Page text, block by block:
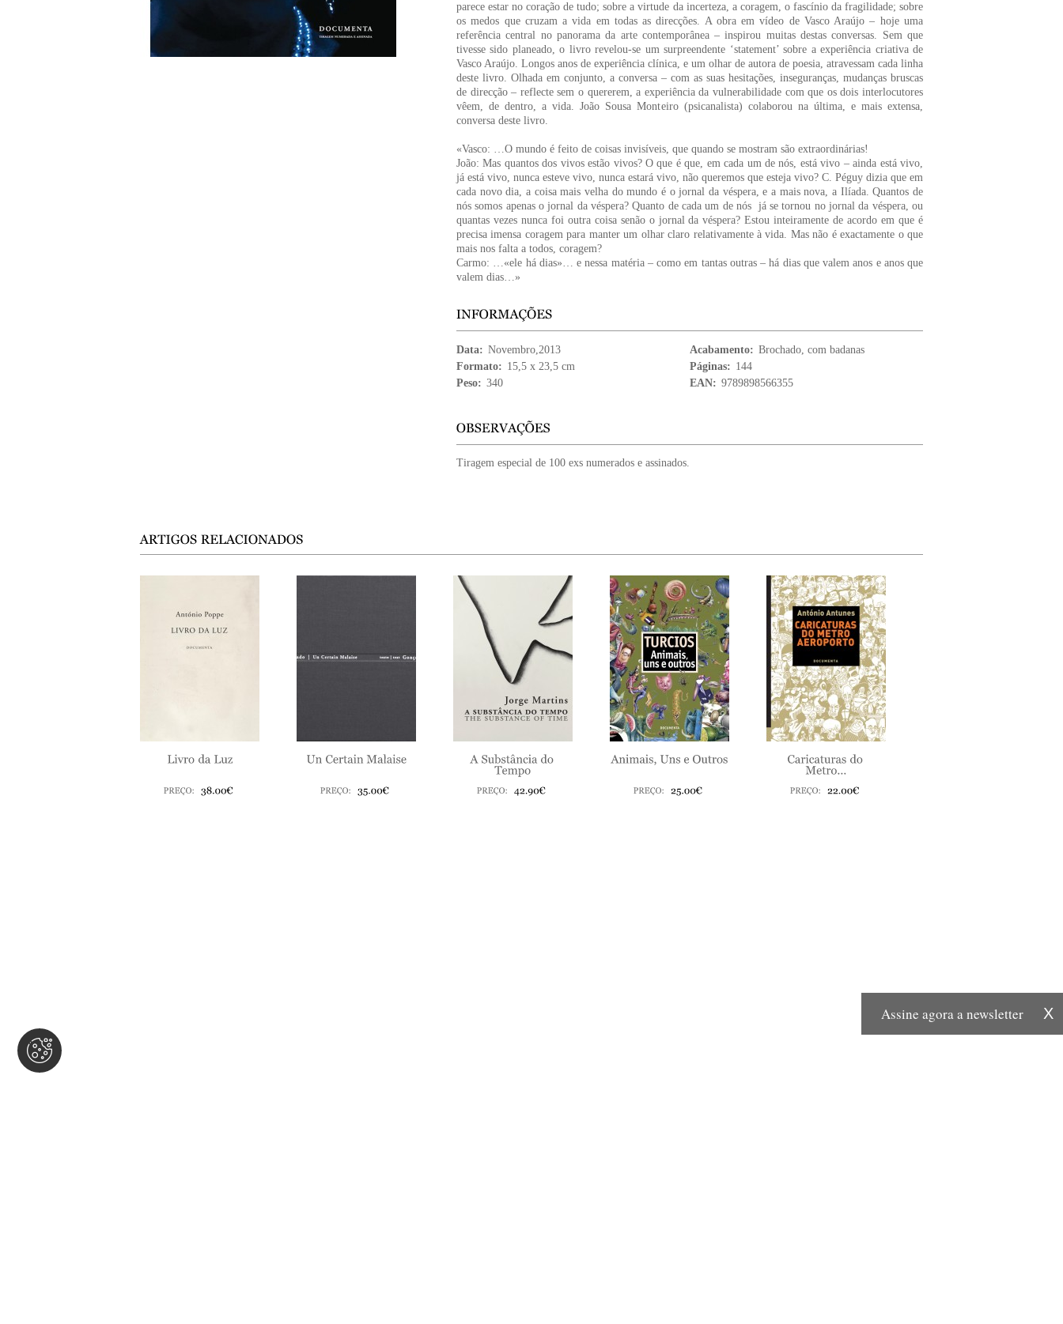
parece estar no coração de tudo; sobre a virtude da incerteza, a coragem, o fascínio da fragilidade; sobre
os medos que cruzam a vida em todas as direcções. A obra em vídeo de Vasco Araújo – hoje uma
referência central no panorama da arte contemporânea – inspirou muitas destas conversas. Sem que
tivesse sido planeado, o livro revelou-se um surpreendente ‘statement’ sobre a experiência criativa de
Vasco Araújo. Longos anos de experiência clínica, e um olhar de autora de poesia, atravessam cada linha
deste livro. Olhada em conjunto, a conversa – com as suas hesitações, inseguranças, mudanças bruscas
de direcção – reflecte sem o quererem, a experiência da vulnerabilidade com que os dois interlocutores
vêem, de dentro, a vida. João Sousa Monteiro (psicanalista) colaborou na última, e mais extensa,
conversa deste livro.
«Vasco: …O mundo é feito de coisas invisíveis, que quando se mostram são extraordinárias!
João: Mas quantos dos vivos estão vivos? O que é que, em cada um de nós, está vivo – ainda está vivo,
já está vivo, nunca esteve vivo, nunca estará vivo, não queremos que esteja vivo? C. Péguy dizia que em
cada novo dia, a coisa mais velha do mundo é o jornal da véspera, e a mais nova, a Ilíada. Quantos de
nós somos apenas o jornal da véspera? Quanto de cada um de nós já se tornou no jornal da véspera, ou
quantas vezes nunca foi outra coisa senão o jornal da véspera? Estou inteiramente de acordo em que é
precisa imensa coragem para manter um olhar claro relativamente à vida. Mas não é exactamente o que
mais nos falta a todos, coragem?
Carmo: …«ele há dias»… e nessa matéria – como em tantas outras – há dias que valem anos e anos que
valem dias…»
Data: Novembro,2013 Acabamento: Brochado, com badanas
Formato: 15,5 x 23,5 cm Páginas: 144
Peso: 340 EAN: 9789898566355
Tiragem especial de 100 exs numerados e assinados.
X
Assine agora a newsletter